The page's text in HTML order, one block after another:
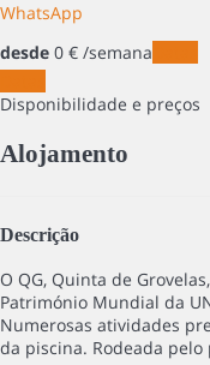
WhatsApp
desde 0 € /semana
Disponibilidade e preços
Alojamento
Descrição
O QG, Quinta de
Património Mundial da
Numerosas atividades
da piscina. Rodeada